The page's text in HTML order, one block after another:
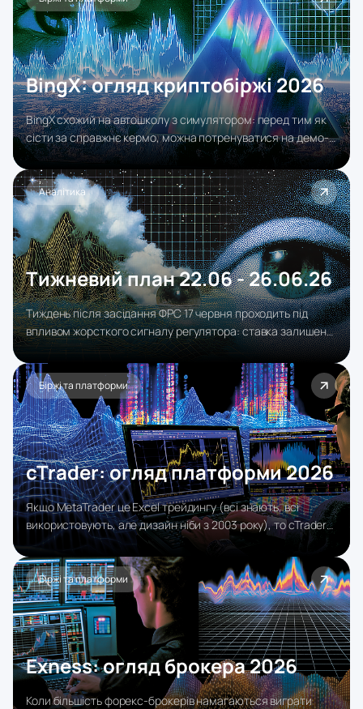
роздрібному трейдеру інституційні інструменти аналізу
ф'ючерсних ринків. Сьогодні нею користуються 1.9+
мільйона трейдерів у 60+ країнах.
BingX: огляд криптобіржі 2026
BingX схожий на автошколу з симулятором: перед тим як
сісти за справжнє кермо, можна потренуватися на демо-
рахунку з віртуальними коштами, подивитися, як їздять
досвідчені водії (через копітрейдинг), і тільки потім вийти
на дорогу з реальними грошима. Це не найшвидша і не
найпотужніша машина на ринку криптобірж, але саме та,
де новачок навряд чи розіб'ється на першому ж повороті.
Аналітика
Тижневий план 22.06 - 26.06.26
Тиждень після засідання ФРС 17 червня проходить під
впливом жорсткого сигналу регулятора: ставка залишена
на рівні 3.50–3.75%, але акцент на боротьбі з інфляцією
зміцнив долар, підняв доходності й натиснув на золото та
акції, а головним тестом стане PCE за травень у четвер.
Біржі та платформи
cTrader: огляд платформи 2026
Якщо MetaTrader це Excel трейдингу (всі знають, всі
використовують, але дизайн ніби з 2003 року), то cTrader
це Google Sheets: сучасний, хмарний, зроблений з думкою
про реальний досвід користувача.
Біржі та платформи
Exness: огляд брокера 2026
Коли більшість форекс-брокерів намагаються виграти